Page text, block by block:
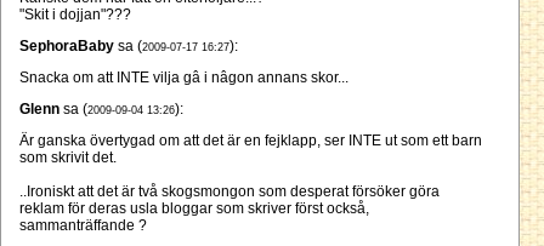
"Skit i dojjan"???
SephoraBaby sa (2009-07-17 16:27):
Snacka om att INTE vilja gâ i nâgon annans skor...
Glenn sa (2009-09-04 13:26):
Är ganska övertygad om att det är en fejklapp, ser INTE ut som ett barn
som skrivit det.
..Ironiskt att det är två skogsmongon som desperat försöker göra
reklam för deras usla bloggar som skriver först också,
sammanträffande ?